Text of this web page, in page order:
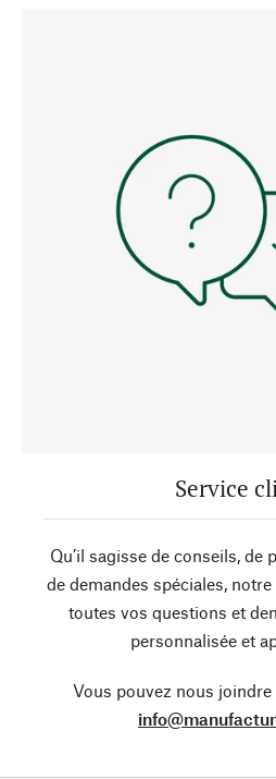
Service
Qu’il sagisse de conseils, de
de demandes spéciales,
toutes vos questions et
personnalisée et
Vous pouvez nous